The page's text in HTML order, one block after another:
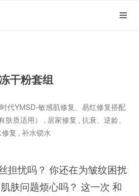
干粉套组
代YMSD-敏感肌修复、易红修复搭配
肤质适用） , 居家修复 , 抗衰、逆龄、
复 , 补水锁水
担忧吗？ 你还在为皱纹困扰
肤问题烦心吗？ 这一次 和